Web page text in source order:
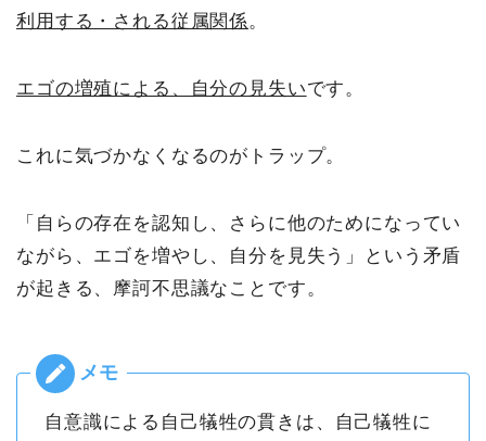
利用する・される従属関係。
エゴの増殖による、自分の見失いです。
これに気づかなくなるのがトラップ。
「自らの存在を認知し、さらに他のためになってい
ながら、エゴを増やし、自分を見失う」という矛盾
が起きる、摩訶不思議なことです。
自意識による自己犠牲の貫きは、自己犠牲に